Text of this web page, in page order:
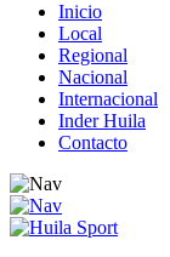
Inicio
Local
Regional
Nacional
Internacional
Inder Huila
Contacto